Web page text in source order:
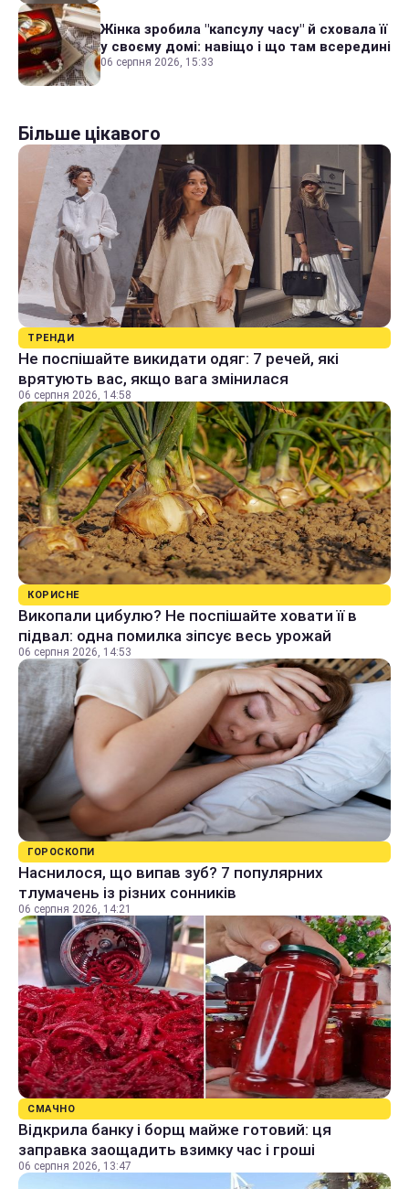
Жінка зробила "капсулу часу" й сховала її
у своєму домі: навіщо і що там всередині
06 серпня 2026, 15:33
Більше цікавого
ТРЕНДИ
Не поспішайте викидати одяг: 7 речей, які
врятують вас, якщо вага змінилася
06 серпня 2026, 14:58
КОРИСНЕ
Викопали цибулю? Не поспішайте ховати її в
підвал: одна помилка зіпсує весь урожай
06 серпня 2026, 14:53
ГОРОСКОПИ
Наснилося, що випав зуб? 7 популярних
тлумачень із різних сонників
06 серпня 2026, 14:21
СМАЧНО
Відкрила банку і борщ майже готовий: ця
заправка заощадить взимку час і гроші
06 серпня 2026, 13:47